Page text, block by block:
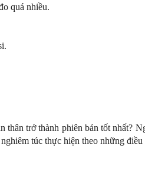
quá nhiều.
thân trở thành phiên bản tốt nhất?
túc thực hiện theo những điều